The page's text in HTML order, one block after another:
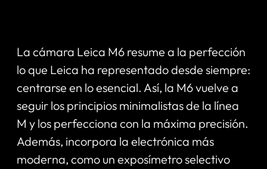
La cámara Leica M6 resume a la perfección
lo que Leica ha representado desde siempre:
centrarse en lo esencial. Así, la M6 vuelve a
seguir los principios minimalistas de la línea
M y los perfecciona con la máxima precisión.
Además, incorpora la electrónica más
moderna, como un exposímetro selectivo